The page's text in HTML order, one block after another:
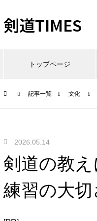
剣道TIMES
トップページ
記事一覧 文化
2026.05.14
剣道の教
練習の大